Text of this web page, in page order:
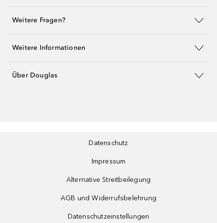
Weitere Fragen?
Weitere Informationen
Über Douglas
Datenschutz
Impressum
Alternative Streitbeilegung
AGB und Widerrufsbelehrung
Datenschutzeinstellungen